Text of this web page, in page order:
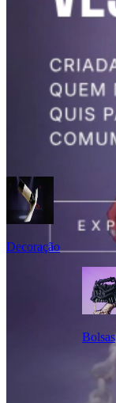
Decoração
Bolsas